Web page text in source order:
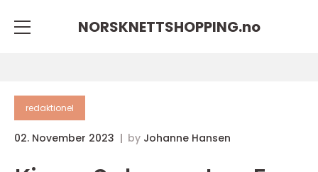
NORSKNETTSHOPPING.no
redaktionel
02. November 2023 by Johanne Hansen